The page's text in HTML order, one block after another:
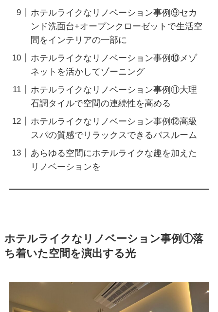
ホテルライクなリノベーション事例⑨セカ
ンド洗面台+オープンクローゼットで生活空
間をインテリアの一部に
ホテルライクなリノベーション事例⑩メゾ
ネットを活かしてゾーニング
ホテルライクなリノベーション事例⑪大理
石調タイルで空間の連続性を高める
ホテルライクなリノベーション事例⑫高級
スパの質感でリラックスできるバスルーム
あらゆる空間にホテルライクな趣を加えた
リノベーションを
ホテルライクなリノベーション事例①落
ち着いた空間を演出する光